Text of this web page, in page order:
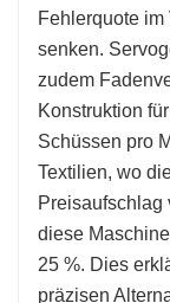
Fehlerquote
senken.
zudem
Konstruktion
Schüssen pro
Textilien, wo
Preisaufschlag
diese
25 %. Dies
präzisen